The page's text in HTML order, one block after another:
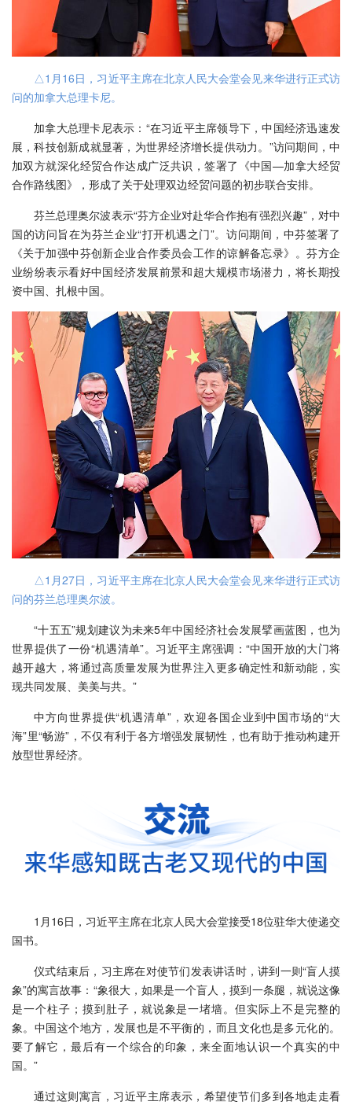
△1月16日，习近平主席在北京人民大会堂会见来华进行正式访
问的加拿大总理卡尼。
加拿大总理卡尼表示：“在习近平主席领导下，中国经济迅速发
展，科技创新成就显著，为世界经济增长提供动力。”访问期间，中
加双方就深化经贸合作达成广泛共识，签署了《中国—加拿大经贸
合作路线图》，形成了关于处理双边经贸问题的初步联合安排。
芬兰总理奥尔波表示“芬方企业对赴华合作抱有强烈兴趣”，对中
国的访问旨在为芬兰企业“打开机遇之门”。访问期间，中芬签署了
《关于加强中芬创新企业合作委员会工作的谅解备忘录》。芬方企
业纷纷表示看好中国经济发展前景和超大规模市场潜力，将长期投
资中国、扎根中国。
△1月27日，习近平主席在北京人民大会堂会见来华进行正式访
问的芬兰总理奥尔波。
“十五五”规划建议为未来5年中国经济社会发展擘画蓝图，也为
世界提供了一份“机遇清单”。习近平主席强调：“中国开放的大门将
越开越大，将通过高质量发展为世界注入更多确定性和新动能，实
现共同发展、美美与共。”
中方向世界提供“机遇清单”，欢迎各国企业到中国市场的“大
海”里“畅游”，不仅有利于各方增强发展韧性，也有助于推动构建开
放型世界经济。
1月16日，习近平主席在北京人民大会堂接受18位驻华大使递交
国书。
仪式结束后，习主席在对使节们发表讲话时，讲到一则“盲人摸
象”的寓言故事：“象很大，如果是一个盲人，摸到一条腿，就说这像
是一个柱子；摸到肚子，就说象是一堵墙。但实际上不是完整的
象。中国这个地方，发展也是不平衡的，而且文化也是多元化的。
要了解它，最后有一个综合的印象，来全面地认识一个真实的中
国。”
通过这则寓言，习近平主席表示，希望使节们多到各地走走看